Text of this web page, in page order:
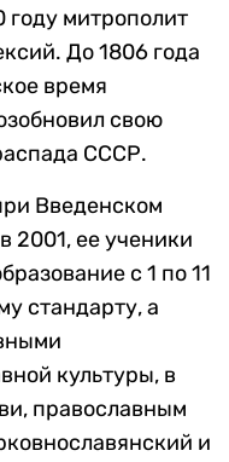
году митрополит
До 1806 года
время
свою
СССР.
Введенском
2001, ее ученики
с 1 по 11
стандарту, а
культуры, в
православным
и